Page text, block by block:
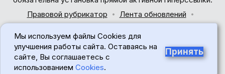
Правовой рубрикатор
Лента обновлений
© 2017-2026
18+
Мы используем файлы Cookies для
улучшения работы сайта. Оставаясь на
сайте, Вы соглашаетесь с
использованием Cookies.
Принять